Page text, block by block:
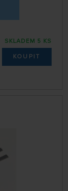
SKLADEM 5 KS
KOUPIT